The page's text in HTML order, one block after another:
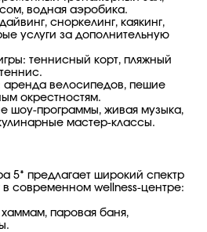
водная аэробика.
сноркелинг, каякинг,
услуги за дополнительную
теннисный корт, пляжный
аренда велосипедов, пешие
окрестностям.
шоу-программы, живая музыка,
мастер-классы.
5* предлагает широкий спектр
в современном wellness-центре:
паровая баня,